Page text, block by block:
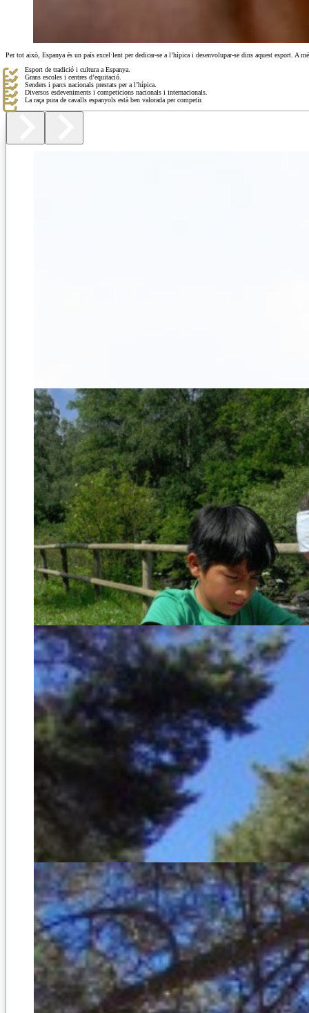
Per tot això, Espanya és un país excel·lent per dedicar-se a l’hípica i desenvolupar-se dins aquest esport. A
Esport de tradició i cultura a Espanya.
Grans escoles i centres d’equitació.
Senders i parcs nacionals prestats per a l’hípica.
Diversos esdeveniments i competicions nacionals i internacionals.
La raça pura de cavalls espanyols està ben valorada per competir.